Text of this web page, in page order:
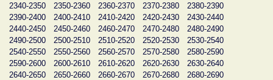
2340-2350
2350-2360 2360-2370 2370-2380
2380-2390
2390-2400
2400-2410 2410-2420 2420-2430
2430-2440
2440-2450
2450-2460 2460-2470 2470-2480
2480-2490
2490-2500
2500-2510 2510-2520 2520-2530
2530-2540
2540-2550
2550-2560 2560-2570 2570-2580
2580-2590
2590-2600
2600-2610 2610-2620 2620-2630
2630-2640
2640-2650
2650-2660 2660-2670 2670-2680
2680-2690